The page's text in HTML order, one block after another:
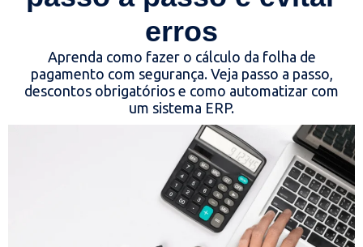
erros
Aprenda como fazer o cálculo da folha de
pagamento com segurança. Veja passo a passo,
descontos obrigatórios e como automatizar com
um sistema ERP.